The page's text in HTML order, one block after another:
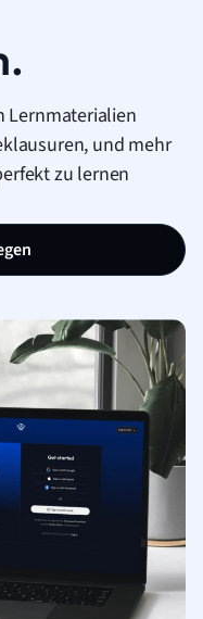
Lernmaterialien
und mehr
zu lernen